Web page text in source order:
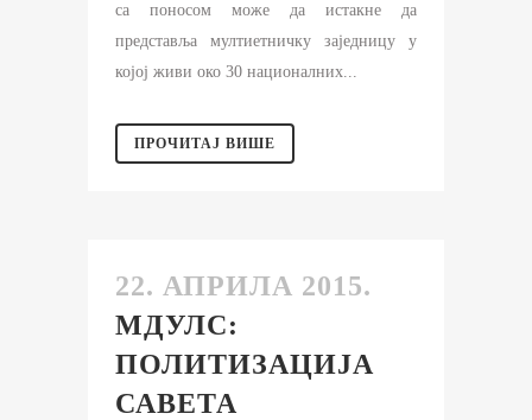
са поносом може да истакне да
представља мултиетничку заједницу у
којој живи око 30 националних...
ПРОЧИТАЈ ВИШЕ
22. АПРИЛА 2015.
МДУЛС:
ПОЛИТИЗАЦИЈА
САВЕТА